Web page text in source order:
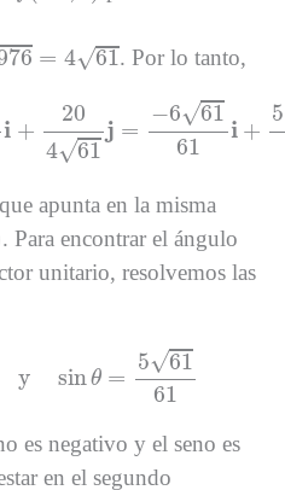
= 4√61. Por lo tanto,
i +
20
4√61
j =
−6√61
61
i +
5
i+20 −6 6161
apunta en la misma
. Para encontrar el ángulo
unitario, resolvemos las
y sinθ =
5√61
61
61
es negativo y el seno es
en el segundo